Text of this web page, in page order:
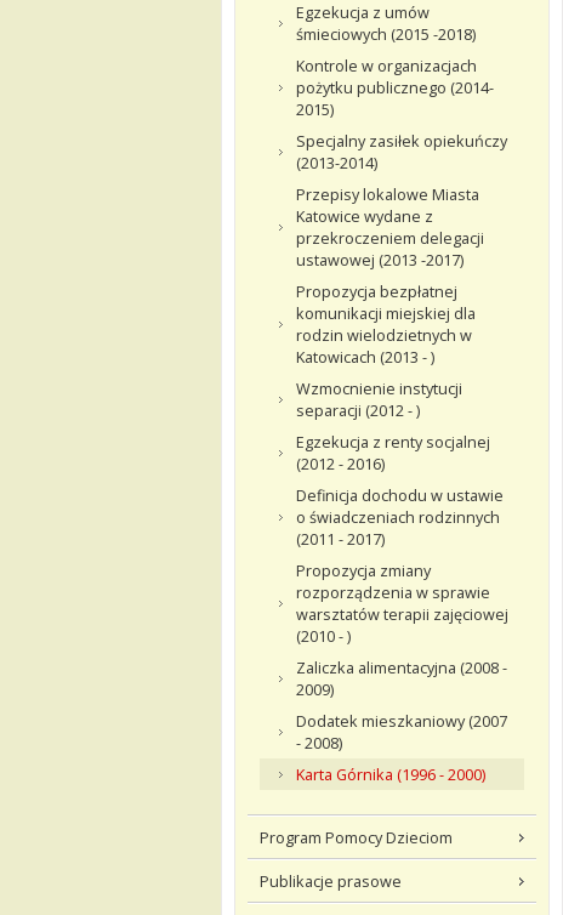
Egzekucja z umów
śmieciowych (2015 -2018)
Kontrole w organizacjach
pożytku publicznego (2014-
2015)
Specjalny zasiłek opiekuńczy
(2013-2014)
Przepisy lokalowe Miasta
Katowice wydane z
przekroczeniem delegacji
ustawowej (2013 -2017)
Propozycja bezpłatnej
komunikacji miejskiej dla
rodzin wielodzietnych w
Katowicach (2013 - )
Wzmocnienie instytucji
separacji (2012 - )
Egzekucja z renty socjalnej
(2012 - 2016)
Definicja dochodu w ustawie
o świadczeniach rodzinnych
(2011 - 2017)
Propozycja zmiany
rozporządzenia w sprawie
warsztatów terapii zajęciowej
(2010 - )
Zaliczka alimentacyjna (2008 -
2009)
Dodatek mieszkaniowy (2007
- 2008)
Karta Górnika (1996 - 2000)
Program Pomocy Dzieciom
Publikacje prasowe